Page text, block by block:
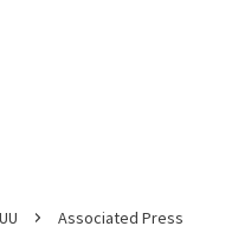
Associated Press